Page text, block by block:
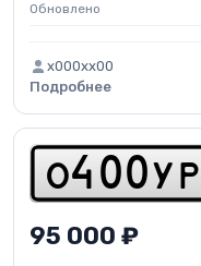
Обновлено
x000xx00
Подробнее
o4 0 0 y p
95 000 ₽